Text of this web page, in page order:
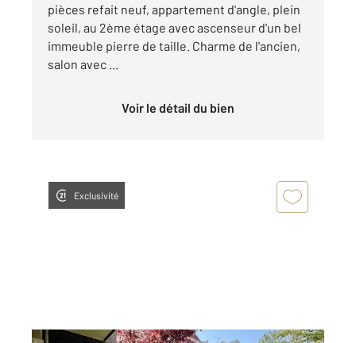
pièces refait neuf, appartement d'angle, plein
soleil, au 2ème étage avec ascenseur d'un bel
immeuble pierre de taille. Charme de l'ancien,
salon avec ...
Voir le détail du bien
Exclusivité